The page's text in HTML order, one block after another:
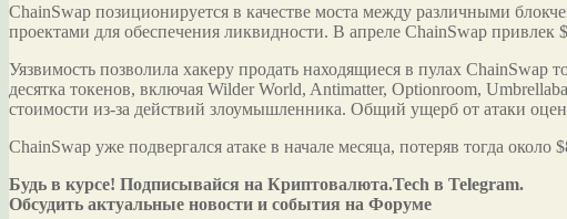
ChainSwap позиционируется в качестве моста между различными
проектами для обеспечения ликвидности. В апреле ChainSwap
Уязвимость позволила хакеру продать находящиеся в пулах
десятка токенов, включая Wilder World, Antimatter, Optionroom,
стоимости из-за действий злоумышленника. Общий ущерб от атаки
ChainSwap уже подвергался атаке в начале месяца, потеряв тогда около
Будь в курсе! Подписывайся на Криптовалюта.Tech в Telegram.
Обсудить актуальные новости и события на Форуме